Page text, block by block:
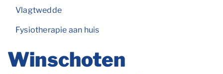
Vlagtwedde
Fysiotherapie aan huis
Winschoten